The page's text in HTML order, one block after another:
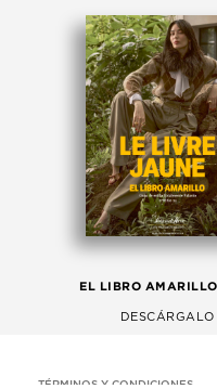
EL LIBRO
DESCÁRGALO
TÉRMINOS Y CONDICIONES